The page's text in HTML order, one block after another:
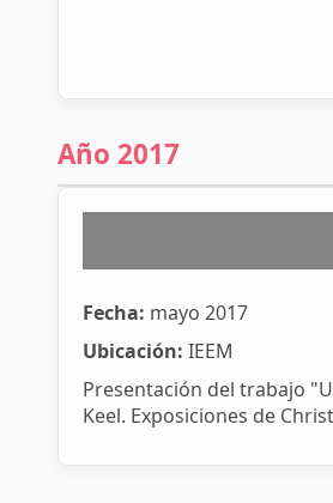
Año 2017
Fecha: mayo 2017
Ubicación: IEEM
Presentación del trabajo
Keel. Exposiciones de